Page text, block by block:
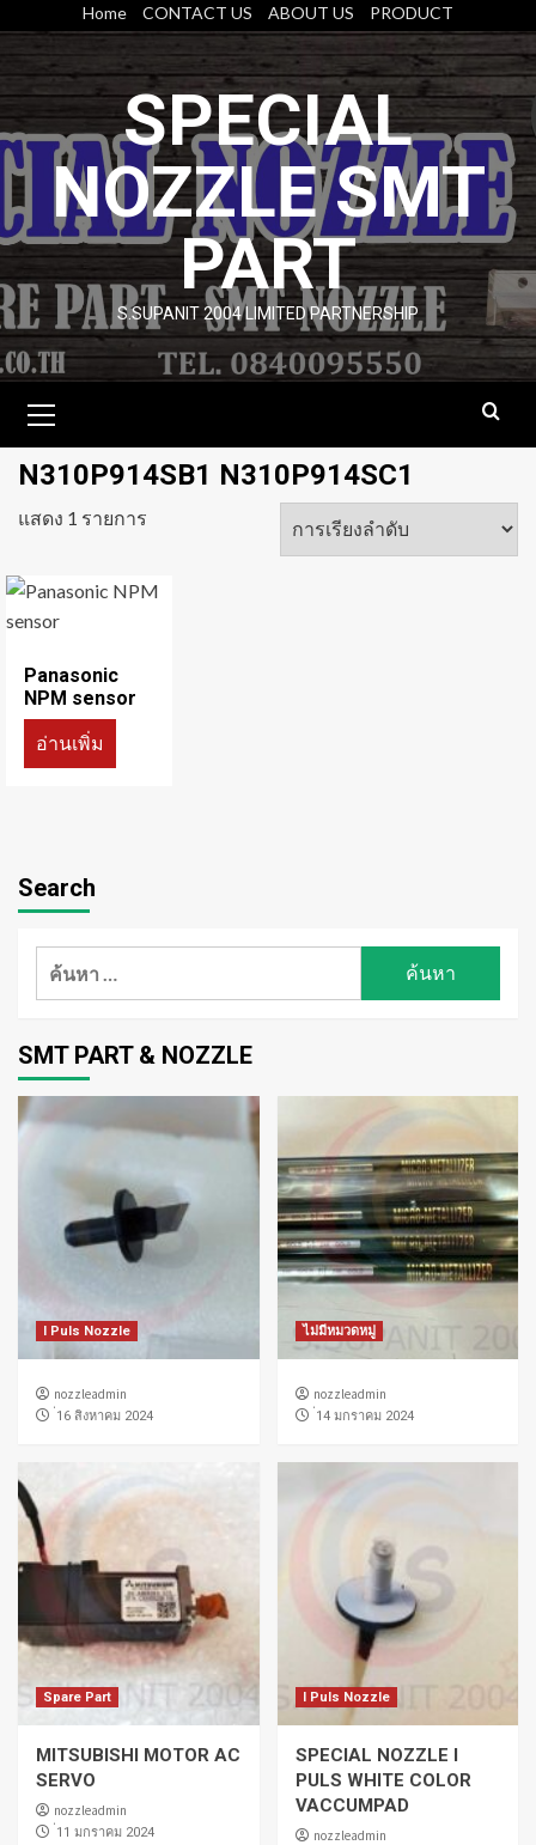
content
Home CONTACT US ABOUT US PRODUCT
SPECIAL
NOZZLE SMT
PART
S.SUPANIT 2004 LIMITED PARTNERSHIP
Menu
N310P914SB1 N310P914SC1
แสดง 1 รายการ
Panasonic
NPM sensor
อ่านเพิ่ม
Search
ค้นหา
SMT PART & NOZZLE
I Puls Nozzle
nozzleadmin
่16 สิงหาคม 2024
ไม่มีหมวดหมู่
nozzleadmin
่14 มกราคม 2024
Spare Part
MITSUBISHI MOTOR AC
SERVO
nozzleadmin
่11 มกราคม 2024
I Puls Nozzle
SPECIAL NOZZLE I
PULS WHITE COLOR
VACCUMPAD
nozzleadmin